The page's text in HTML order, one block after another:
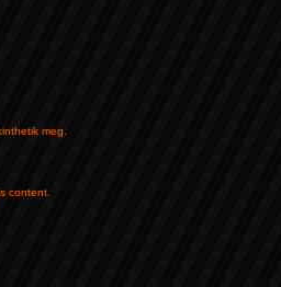
meg.
content.